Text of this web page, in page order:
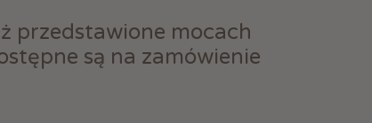
przedstawione mocach
są na zamówienie